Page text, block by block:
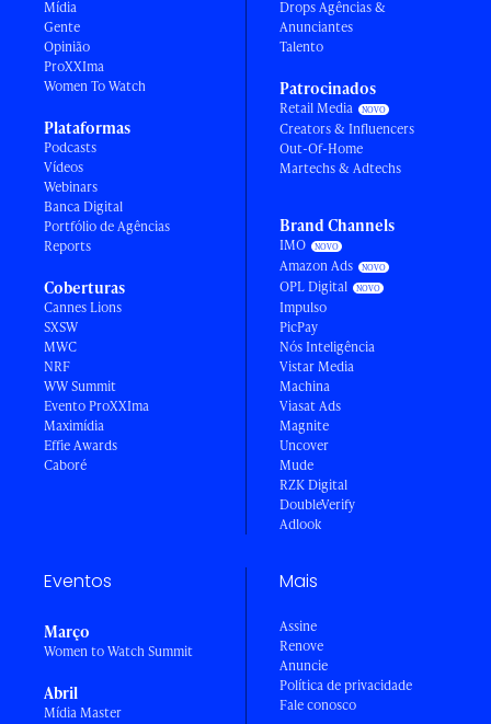
Mídia
Gente
Opinião
ProXXIma
Women To Watch
Plataformas
Podcasts
Vídeos
Webinars
Banca Digital
Portfólio de Agências
Reports
Coberturas
Cannes Lions
SXSW
MWC
NRF
WW Summit
Evento ProXXIma
Maximídia
Effie Awards
Caboré
Drops Agências &
Anunciantes
Talento
Patrocinados
Retail Media
Creators & Influencers
Out-Of-Home
Martechs & Adtechs
Brand Channels
IMO
Amazon Ads
OPL Digital
Impulso
PicPay
Nós Inteligência
Vistar Media
Machina
Viasat Ads
Magnite
Uncover
Mude
RZK Digital
DoubleVerify
Adlook
Eventos
Março
Women to Watch Summit
Abril
Mídia Master
Mais
Assine
Renove
Anuncie
Política de privacidade
Fale conosco